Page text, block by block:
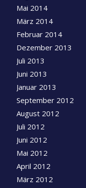
Mai 2014
März 2014
Februar 2014
Dezember 2013
Juli 2013
Juni 2013
Januar 2013
September 2012
August 2012
Juli 2012
Juni 2012
Mai 2012
April 2012
März 2012